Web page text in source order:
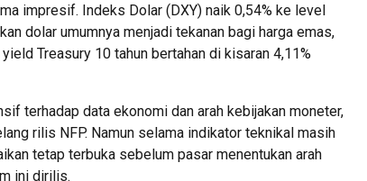
impresif. Indeks Dolar (DXY) naik 0,54% ke level
dolar umumnya menjadi tekanan bagi harga emas,
Treasury 10 tahun bertahan di kisaran 4,11%
terhadap data ekonomi dan arah kebijakan moneter,
rilis NFP. Namun selama indikator teknikal masih
tetap terbuka sebelum pasar menentukan arah
ini dirilis.